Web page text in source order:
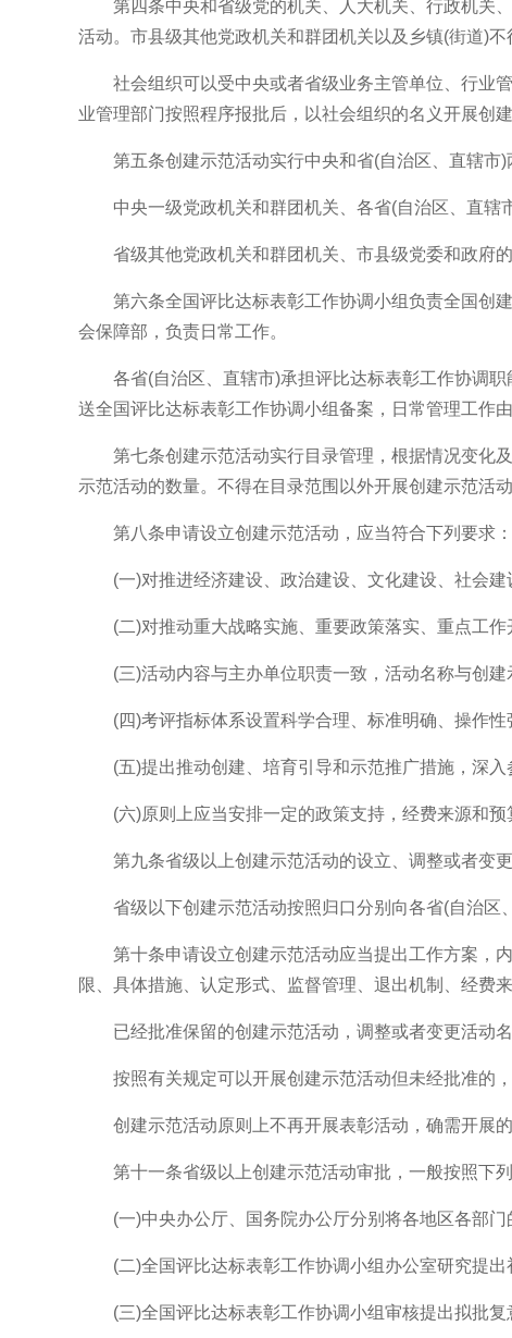
第四条中央和省级党的机关、人大机关、行政机关、
活动。市县级其他党政机关和群团机关以及乡镇(街道)不
社会组织可以受中央或者省级业务主管单位、行业管
业管理部门按照程序报批后，以社会组织的名义开展创建
第五条创建示范活动实行中央和省(自治区、直辖市)
中央一级党政机关和群团机关、各省(自治区、直辖市
省级其他党政机关和群团机关、市县级党委和政府的
第六条全国评比达标表彰工作协调小组负责全国创建
会保障部，负责日常工作。
各省(自治区、直辖市)承担评比达标表彰工作协调职
送全国评比达标表彰工作协调小组备案，日常管理工作
第七条创建示范活动实行目录管理，根据情况变化及
示范活动的数量。不得在目录范围以外开展创建示范活动
第八条申请设立创建示范活动，应当符合下列要求：
(一)对推进经济建设、政治建设、文化建设、社会建
(二)对推动重大战略实施、重要政策落实、重点工作
(三)活动内容与主办单位职责一致，活动名称与创建
(四)考评指标体系设置科学合理、标准明确、操作性
(五)提出推动创建、培育引导和示范推广措施，深入
(六)原则上应当安排一定的政策支持，经费来源和预
第九条省级以上创建示范活动的设立、调整或者变更
省级以下创建示范活动按照归口分别向各省(自治区、
第十条申请设立创建示范活动应当提出工作方案，内
限、具体措施、认定形式、监督管理、退出机制、经费来
已经批准保留的创建示范活动，调整或者变更活动名
按照有关规定可以开展创建示范活动但未经批准的，
创建示范活动原则上不再开展表彰活动，确需开展的
第十一条省级以上创建示范活动审批，一般按照下列
(一)中央办公厅、国务院办公厅分别将各地区各部门
(二)全国评比达标表彰工作协调小组办公室研究提出
(三)全国评比达标表彰工作协调小组审核提出拟批复